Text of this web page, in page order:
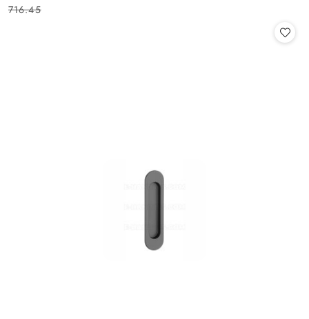
promocyjna:
przed
716.45